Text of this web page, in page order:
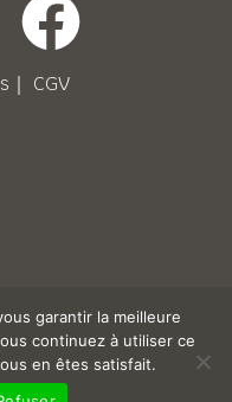
｜ CGV
garantir la meilleure
continuez à utiliser ce
en êtes satisfait.